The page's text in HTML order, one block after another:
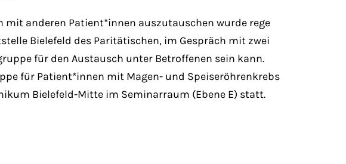
mit anderen Patient*innen auszutauschen wurde rege
Bielefeld des Paritätischen, im Gespräch mit zwei
für den Austausch unter Betroffenen sein kann.
für Patient*innen mit Magen- und Speiseröhrenkrebs
Bielefeld-Mitte im Seminarraum (Ebene E) statt.